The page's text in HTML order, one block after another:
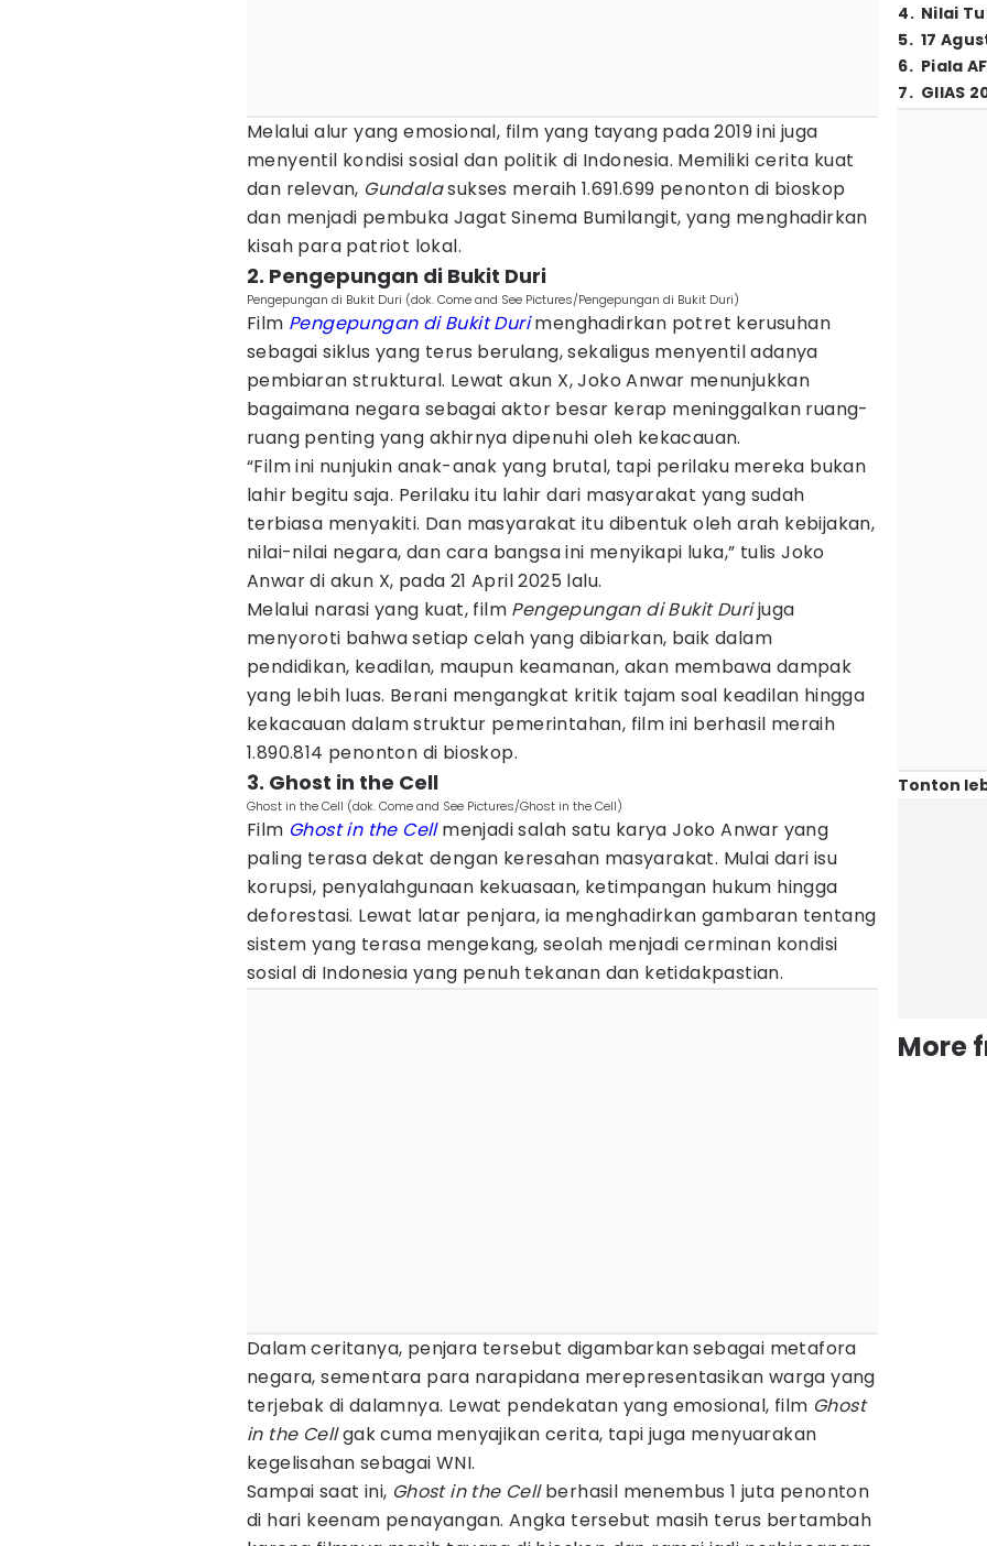
Melalui alur yang emosional, film yang tayang pada 2019 ini juga
menyentil kondisi sosial dan politik di Indonesia. Memiliki cerita kuat
dan relevan, Gundalasukses meraih 1.691.699 penonton di bioskop
dan menjadi pembuka Jagat Sinema Bumilangit, yang menghadirkan
kisah para patriot lokal.
2. Pengepungan di Bukit Duri
Pengepungan di Bukit Duri (dok. Come and See Pictures/Pengepungan di Bukit Duri)
Film Pengepungan di Bukit Durimenghadirkan potret kerusuhan
sebagai siklus yang terus berulang, sekaligus menyentil adanya
pembiaran struktural. Lewat akun X, Joko Anwar menunjukkan
bagaimana negara sebagai aktor besar kerap meninggalkan ruang-
ruang penting yang akhirnya dipenuhi oleh kekacauan.
“Film ini nunjukin anak-anak yang brutal, tapi perilaku mereka bukan
lahir begitu saja. Perilaku itu lahir dari masyarakat yang sudah
terbiasa menyakiti. Dan masyarakat itu dibentuk oleh arah kebijakan,
nilai-nilai negara, dan cara bangsa ini menyikapi luka,” tulis Joko
Anwar di akun X, pada 21 April 2025 lalu.
Melalui narasi yang kuat, film Pengepungan di Bukit Durijuga
menyoroti bahwa setiap celah yang dibiarkan, baik dalam
pendidikan, keadilan, maupun keamanan, akan membawa dampak
yang lebih luas. Berani mengangkat kritik tajam soal keadilan hingga
kekacauan dalam struktur pemerintahan, film ini berhasil meraih
1.890.814 penonton di bioskop.
3. Ghost in the Cell
Ghost in the Cell (dok. Come and See Pictures/Ghost in the Cell)
Film Ghost in the Cellmenjadi salah satu karya Joko Anwar yang
paling terasa dekat dengan keresahan masyarakat. Mulai dari isu
korupsi, penyalahgunaan kekuasaan, ketimpangan hukum hingga
deforestasi. Lewat latar penjara, ia menghadirkan gambaran tentang
sistem yang terasa mengekang, seolah menjadi cerminan kondisi
sosial di Indonesia yang penuh tekanan dan ketidakpastian.
Dalam ceritanya, penjara tersebut digambarkan sebagai metafora
negara, sementara para narapidana merepresentasikan warga yang
terjebak di dalamnya. Lewat pendekatan yang emosional, film Ghost
in the Cellgak cuma menyajikan cerita, tapi juga menyuarakan
kegelisahan sebagai WNI.
Sampai saat ini, Ghost in the Cellberhasil menembus 1 juta penonton
di hari keenam penayangan. Angka tersebut masih terus bertambah
4. Nilai
5. 17
6. Piala
7. GIIAS
Tonton
More